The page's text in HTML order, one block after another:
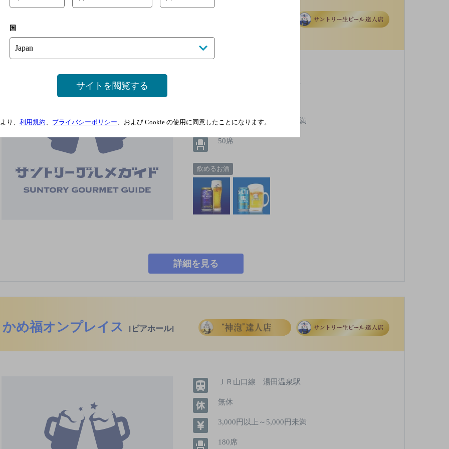
やまぐちのうまいもん 極 Ｋｉｗａｍｉ
[居酒屋]
2,000円以上～3,000円未満
50席
飲めるお酒
詳細を見る
かめ福オンプレイス [ビアホール]
ＪＲ山口線 湯田温泉駅
無休
3,000円以上～5,000円未満
180席
国
サイトを閲覧する
り、 利用規約、 プライバシーポリシー、および Cookie の使用に同意したことになります。